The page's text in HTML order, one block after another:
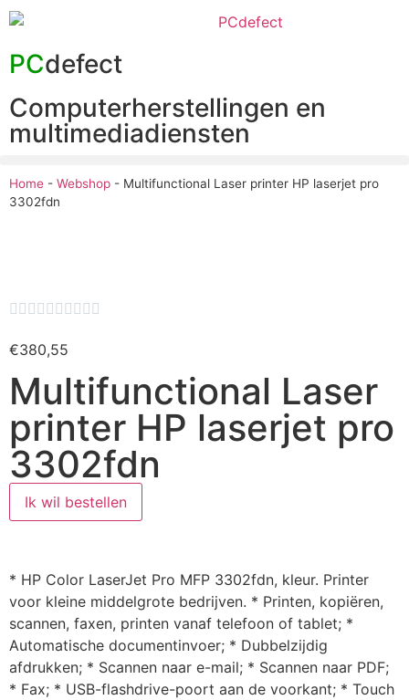
PCdefect
Computerherstellingen en
multimediadiensten
Home - Webshop - Multifunctional Laser printer HP laserjet pro
3302fdn
         
€380,55
Multifunctional Laser
printer HP laserjet pro
3302fdn
Ik wil bestellen
* HP Color LaserJet Pro MFP 3302fdn, kleur. Printer
voor kleine middelgrote bedrijven. * Printen, kopiëren,
scannen, faxen, printen vanaf telefoon of tablet; *
Automatische documentinvoer; * Dubbelzijdig
afdrukken; * Scannen naar e-mail; * Scannen naar PDF;
* Fax; * USB-flashdrive-poort aan de voorkant; * Touch